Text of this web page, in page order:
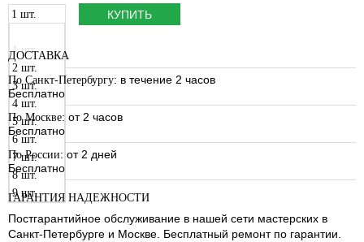
1 шт.
1 шт.
2 шт.
3 шт.
4 шт.
5 шт.
6 шт.
7 шт.
8 шт.
9 шт.
КУПИТЬ
ДОСТАВКА
По Санкт-Петербургу: в течение 2 часов
Бесплатно
По Москве: от 2 часов
Бесплатно
По России: от 2 дней
Бесплатно
ГАРАНТИЯ НАДЕЖНОСТИ
Постгарантийное обслуживание в нашей сети мастерских в
Санкт-Петербурге и Москве. Бесплатный ремонт по гарантии.